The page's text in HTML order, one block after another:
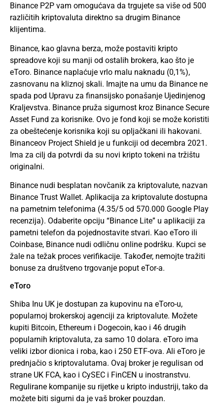
Binance P2P vam omogućava da trgujete sa više od 500
različitih kriptovaluta direktno sa drugim Binance
klijentima.
Binance, kao glavna berza, može postaviti kripto
spreadove koji su manji od ostalih brokera, kao što je
eToro. Binance naplaćuje vrlo malu naknadu (0,1%),
zasnovanu na kliznoj skali. Imajte na umu da Binance ne
spada pod Upravu za finansijsko ponašanje Ujedinjenog
Kraljevstva. Binance pruža sigurnost kroz Binance Secure
Asset Fund za korisnike. Ovo je fond koji se može koristiti
za obeštećenje korisnika koji su opljačkani ili hakovani.
Binanceov Project Shield je u funkciji od decembra 2021.
Ima za cilj da potvrdi da su novi kripto tokeni na tržištu
originalni.
Binance nudi besplatan novčanik za kriptovalute, nazvan
Binance Trust Wallet. Aplikacija za kriptovalute dostupna
na pametnim telefonima (4.35/5 od 570.000 Google Play
recenzija). Odaberite opciju “Binance Lite” u aplikaciji za
pametni telefon da pojednostavite stvari. Kao eToro ili
Coinbase, Binance nudi odličnu online podršku. Kupci se
žale na težak proces verifikacije. Također, nemojte tražiti
bonuse za društveno trgovanje poput eTor-a.
eToro
Shiba Inu UK je dostupan za kupovinu na eToro-u,
popularnoj brokerskoj agenciji za kriptovalute. Možete
kupiti Bitcoin, Ethereum i Dogecoin, kao i 46 drugih
popularnih kriptovaluta, za samo 10 dolara. eToro ima
veliki izbor dionica i roba, kao i 250 ETF-ova. Ali eToro je
prednjačio s kriptovalutama. Ovaj broker je regulisan od
strane UK FCA, kao i CySEC i FinCEN u inostranstvu.
Regulirane kompanije su rijetke u kripto industriji, tako da
možete biti sigurni da je vaš broker pouzdan.